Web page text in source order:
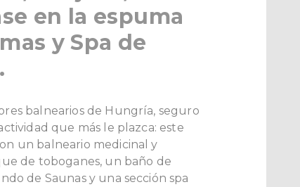
en la espuma
y Spa de
balnearios de Hungría, seguro
que más le plazca: este
un balneario medicinal y
de toboganes, un baño de
de Saunas y una sección spa